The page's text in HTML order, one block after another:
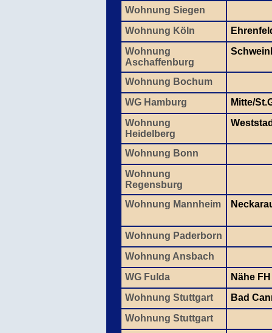
Wohnung Siegen
Wohnung Köln
Wohnung
Aschaffenburg
Wohnung Bochum
WG Hamburg
Mitte/
Wohnung
Heidelberg
Wohnung Bonn
Wohnung
Regensburg
Wohnung Mannheim
Wohnung Paderborn
Wohnung Ansbach
WG Fulda
Nähe FH
Wohnung Stuttgart
Bad
Wohnung Stuttgart